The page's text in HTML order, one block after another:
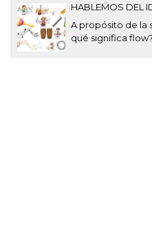
HABLEMOS DEL
A propósito de la
qué significa flow?